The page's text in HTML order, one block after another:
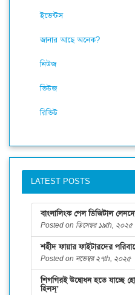
ইভেন্টস
জানার আছে অনেক?
নিউজ
ভিউজ
রিভিউ
LATEST POSTS
বাংলালিংক পেল ডিজিটাল
Posted on ডিসেম্বর ১৯th, ২০২৫
শহীদ ফায়ার ফাইটারদের
Posted on নভেম্বর ২৭th, ২০২৫
শিগগিরই উদ্বোধন হতে যাচ্ছে
হিলস্’